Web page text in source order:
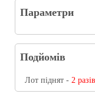
Параметри
Подйомів
Лот піднят - 2 разів